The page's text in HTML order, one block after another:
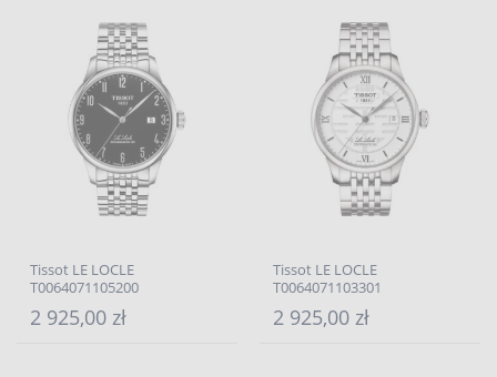
Tissot LE LOCLE
T0064071105200
2 925,00 zł
Tissot LE LOCLE
T0064071103301
2 925,00 zł